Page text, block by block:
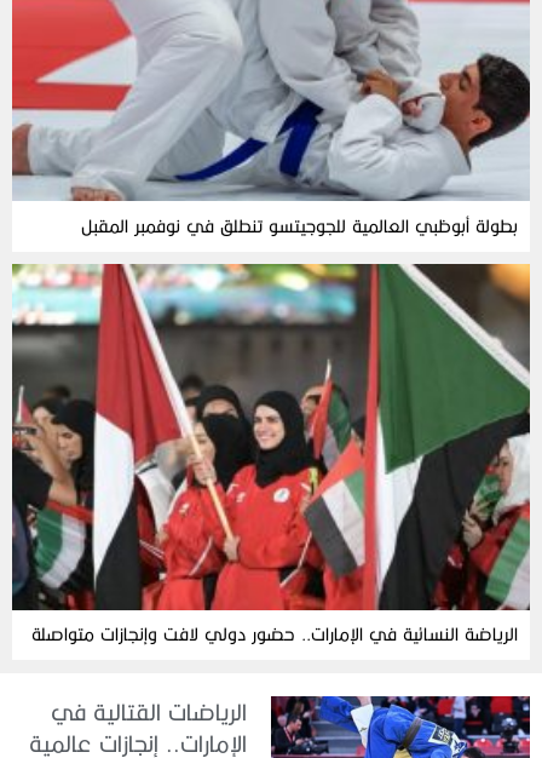
بطولة أبوظبي العالمية للجوجيتسو تنطلق في نوفمبر المقبل
الرياضة النسائية في الإمارات.. حضور دولي لافت وإنجازات متواصلة
الرياضات القتالية في
الإمارات.. إنجازات عالمية